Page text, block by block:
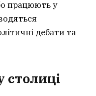
працюють у
дебати та
столиці